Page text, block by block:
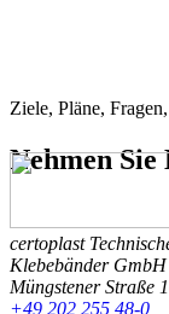
Ziele, Pläne,
Nehmen
certoplast
Klebebänder GmbH
Müngstener Straße
+49 202 255 48-0